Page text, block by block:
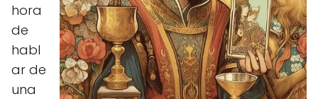
hora
de
habl
ar de
una